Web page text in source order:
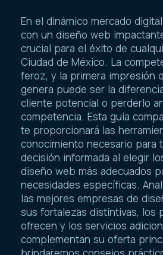
En el dinámico mercado
con un diseño web
crucial para el éxito de
Ciudad de México. La
feroz, y la primera impresión
genera puede ser la
cliente potencial o perderlo
competencia. Esta guía
te proporcionará las
conocimiento necesario para
decisión informada al elegir
diseño web más adecuados
necesidades específicas.
las mejores empresas de
sus fortalezas distintivas, los
ofrecen y los servicios
complementan su oferta